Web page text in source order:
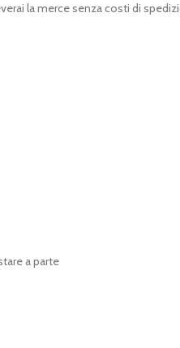
la merce senza costi di
a parte